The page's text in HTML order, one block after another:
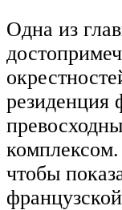
Одна из
резиденция
чтобы